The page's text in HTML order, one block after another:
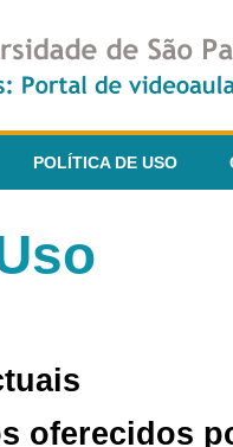
POLÍTICA DE USO
oferecidos